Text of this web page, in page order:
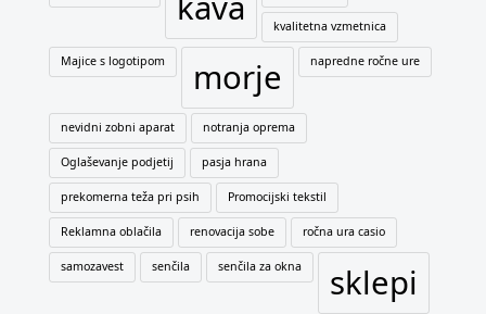
kvalitetna vzmetnica
Majice s logotipom morje napredne ročne ure
nevidni zobni aparat notranja oprema
Oglaševanje podjetij pasja hrana
prekomerna teža pri psih Promocijski tekstil
Reklamna oblačila renovacija sobe ročna ura casio
samozavest senčila senčila za okna sklepi